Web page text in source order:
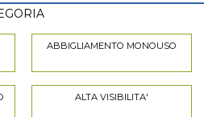
ABBIGLIAMENTO MONOUSO
ALTA VISIBILITA'